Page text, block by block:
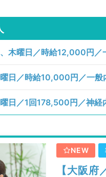
、木曜日／時給12,000円
NEW
【大阪